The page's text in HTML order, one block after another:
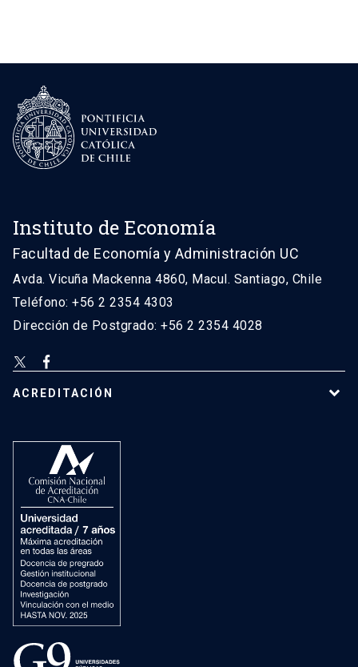
Instituto de Economía
Facultad de Economía y Administración UC
Avda. Vicuña Mackenna 4860, Macul. Santiago, Chile
Teléfono: +56 2 2354 4303
Dirección de Postgrado: +56 2 2354 4028
ACREDITACIÓN